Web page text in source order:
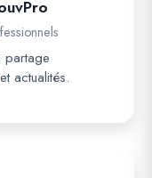
partage
actualités.